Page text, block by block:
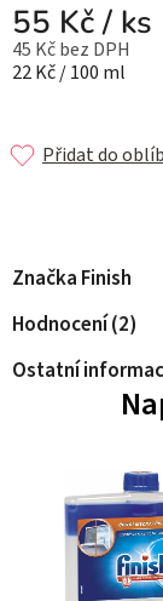
55 Kč/ ks
45 Kč bez DPH
Měrná cena:
22 Kč / 100 ml
Přidat do
Značka Finish
Hodnocení (2)
Ostatní